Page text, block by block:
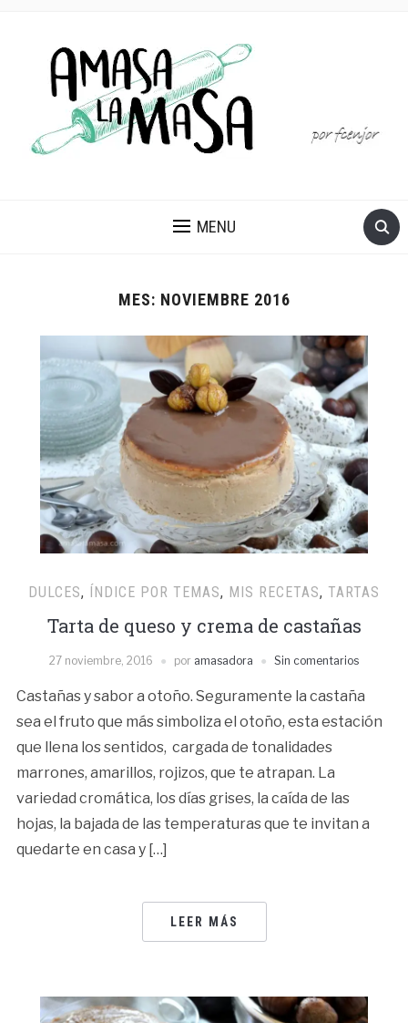
MENU
MES: NOVIEMBRE 2016
DULCES, ÍNDICE POR TEMAS, MIS RECETAS, TARTAS
Tarta de queso y crema de castañas
27 noviembre, 2016 por amasadora Sin comentarios
Castañas y sabor a otoño. Seguramente la castaña
sea el fruto que más simboliza el otoño, esta estación
que llena los sentidos, cargada de tonalidades
marrones, amarillos, rojizos, que te atrapan. La
variedad cromática, los días grises, la caída de las
hojas, la bajada de las temperaturas que te invitan a
quedarte en casa y […]
LEER MÁS